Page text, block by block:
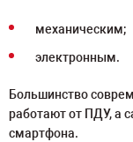
механическим;
электронным.
Большинство
работают от ПДУ, а
смартфона.